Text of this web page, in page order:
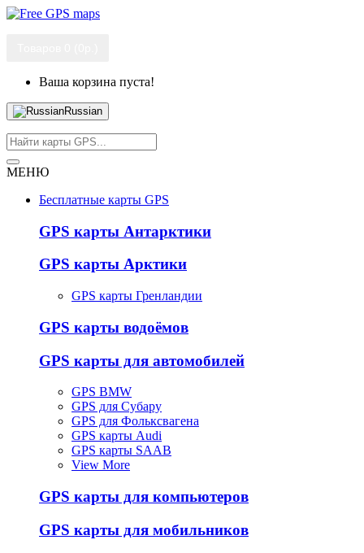
Ваша корзина пуста!
Russian
МЕНЮ
Бесплатные карты GPS
GPS карты Антарктики
GPS карты Арктики
GPS карты Гренландии
GPS карты водоёмов
GPS карты для автомобилей
GPS BMW
GPS для Субару
GPS для Фольксвагена
GPS карты Audi
GPS карты SAAB
View More
GPS карты для компьютеров
GPS карты для мобильников